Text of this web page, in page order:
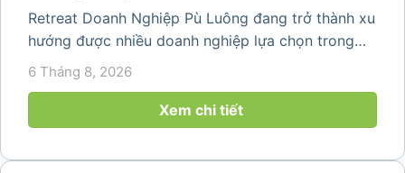
Retreat Doanh Nghiệp Pù Luông đang trở thành xu
hướng được nhiều doanh nghiệp lựa chọn trong
năm 2026 khi nhu cầu kết hợp nghỉ dưỡng, hội
họp và gắn kết đội ngũ ngày càng tăng. Không chỉ
mang đến khoảng thời gian thư giãn...
6 Tháng 8, 2026
Xem chi tiết